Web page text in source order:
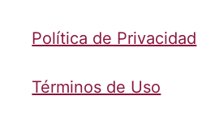
Política de Privacidad
Términos de Uso